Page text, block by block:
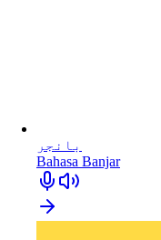
بانجر
Bahasa Banjar